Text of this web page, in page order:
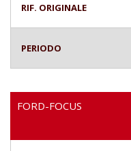
RIF. ORIGINALE
PERIODO
FORD-FOCUS